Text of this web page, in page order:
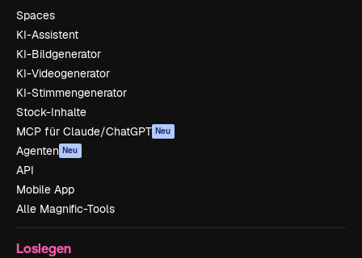
Spaces
KI-Assistent
KI-Bildgenerator
KI-Videogenerator
KI-Stimmengenerator
Stock-Inhalte
MCP für Claude/ChatGPT Neu
Agenten Neu
API
Mobile App
Alle Magnific-Tools
Loslegen